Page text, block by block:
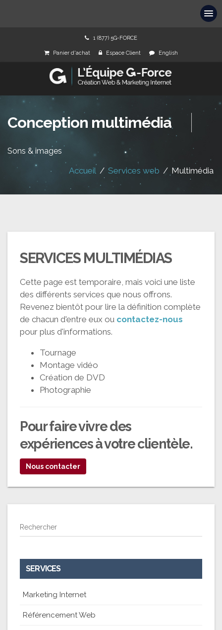
1 (877) 5G-FORCE
Panier d'achat Espace Client English
Conception multimédia
Sons & images
Accueil / Services web / Multimédia
SERVICES MULTIMÉDIAS
Cette page est temporaire, mais voici une liste
des différents services que nous offrons.
Revenez bientôt pour lire la définition complète
de chacun d'entre eux ou contactez-nous
pour plus d'informations.
Tournage
Montage vidéo
Création de DVD
Photographie
Pour faire vivre des
expériencesà votre clientèle.
Nous contacter
Rechercher
SERVICES
Marketing Internet
Référencement Web